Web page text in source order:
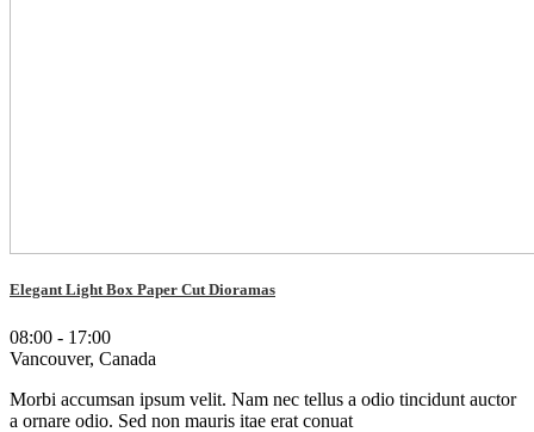
Elegant Light Box Paper Cut Dioramas
08:00 - 17:00
Vancouver, Canada
Morbi accumsan ipsum velit. Nam nec tellus a odio tincidunt auctor
a ornare odio. Sed non mauris itae erat conuat